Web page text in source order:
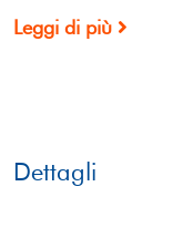
Leggi di più
Dettagli